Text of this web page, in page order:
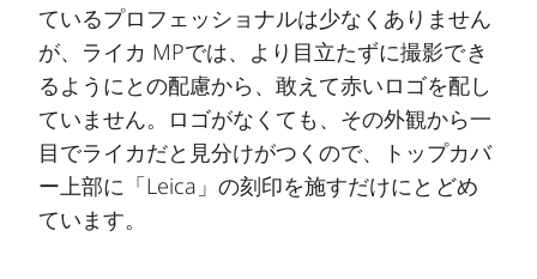
ているプロフェッショナルは少なくありません
が、ライカ MPでは、より目立たずに撮影でき
るようにとの配慮から、敢えて赤いロゴを配し
ていません。ロゴがなくても、その外観から一
目でライカだと見分けがつくので、トップカバ
ー上部に「Leica」の刻印を施すだけにとどめ
ています。